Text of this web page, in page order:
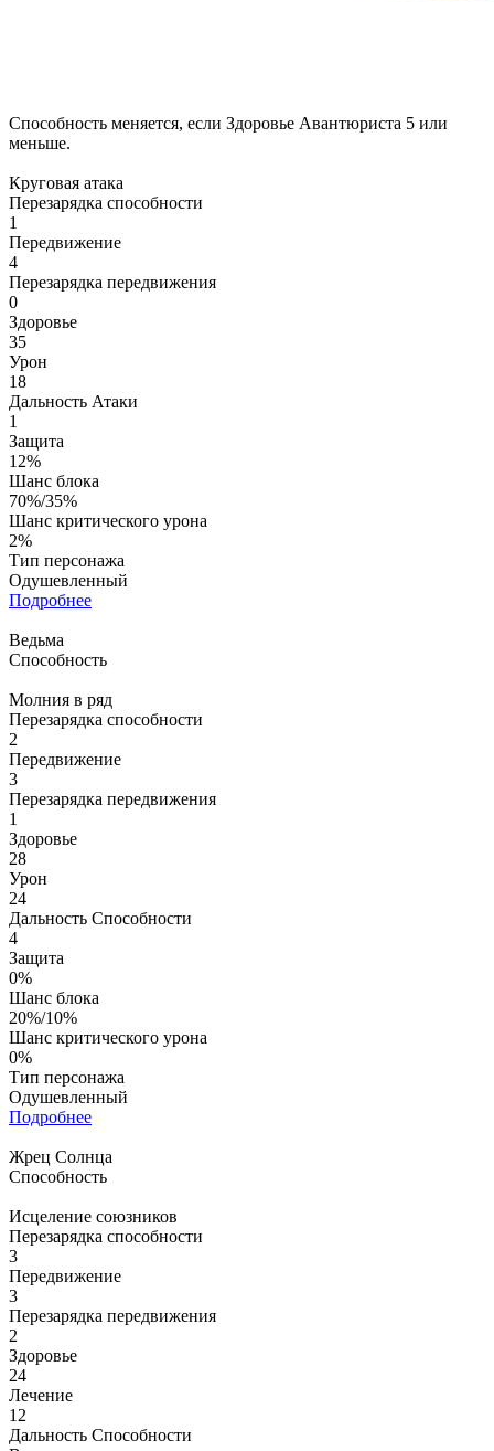
Способность меняется, если Здоровье Авантюриста 5 или
меньше.
Круговая атака
Перезарядка способности
1
Передвижение
4
Перезарядка передвижения
0
Здоровье
35
Урон
18
Дальность Атаки
1
Защита
12%
Шанс блока
70%/35%
Шанс критического урона
2%
Тип персонажа
Одушевленный
Подробнее
Ведьма
Способность
Молния в ряд
Перезарядка способности
2
Передвижение
3
Перезарядка передвижения
1
Здоровье
28
Урон
24
Дальность Способности
4
Защита
0%
Шанс блока
20%/10%
Шанс критического урона
0%
Тип персонажа
Одушевленный
Подробнее
Жрец Солнца
Способность
Исцеление союзников
Перезарядка способности
3
Передвижение
3
Перезарядка передвижения
2
Здоровье
24
Лечение
12
Дальность Способности